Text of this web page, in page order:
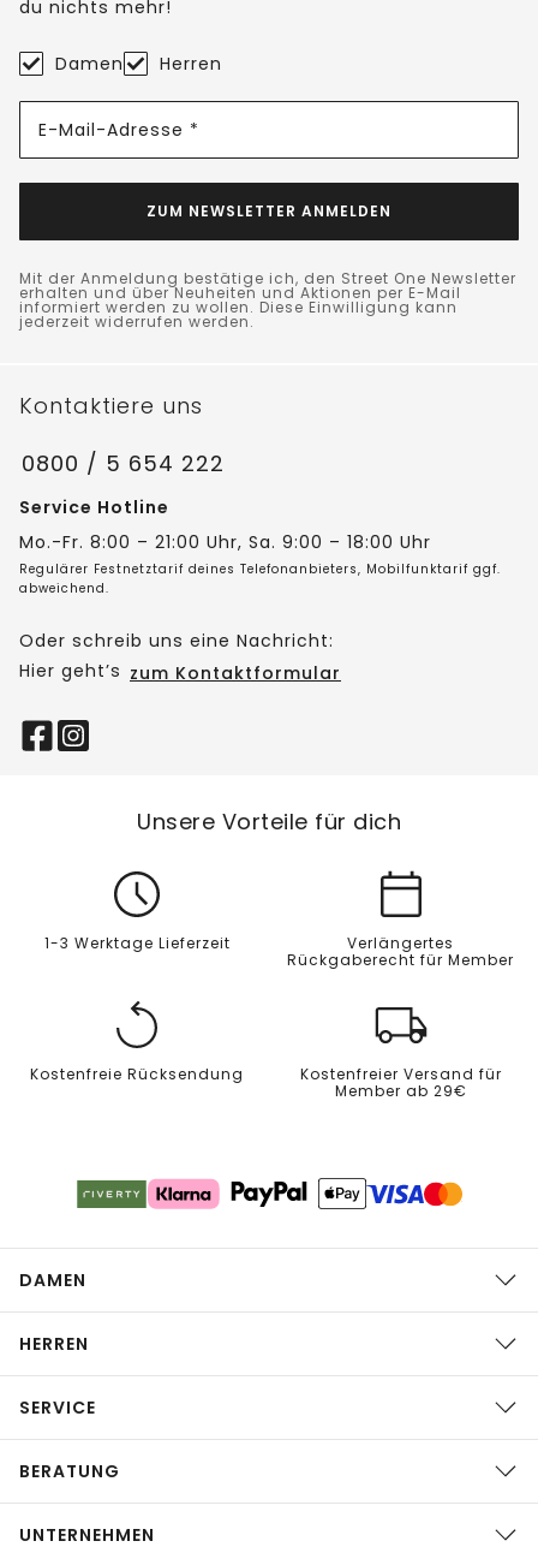
du nichts mehr!
Damen Herren
E-Mail-Adresse *
ZUM NEWSLETTER ANMELDEN
Mit der Anmeldung bestätige ich, den Street One Newsletter
erhalten und über Neuheiten und Aktionen per E-Mail
informiert werden zu wollen. Diese Einwilligung kann
jederzeit widerrufen werden.
Kontaktiere uns
0800 / 5 654 222
Service Hotline
Mo.-Fr. 8:00 – 21:00 Uhr, Sa. 9:00 – 18:00 Uhr
Regulärer Festnetztarif deines Telefonanbieters, Mobilfunktarif ggf.
abweichend.
Oder schreib uns eine Nachricht:
Hier geht’s zum Kontaktformular
Unsere Vorteile für dich
1-3 Werktage Lieferzeit
Verlängertes
Rückgaberecht für Member
Kostenfreie Rücksendung
Kostenfreier Versand für
Member ab 29€
DAMEN
HERREN
SERVICE
BERATUNG
UNTERNEHMEN